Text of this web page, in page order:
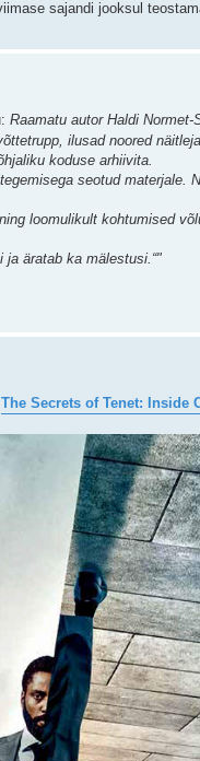
sajandi jooksul
Raamatu autor Haldi
ilusad noored
koduse arhiivita.
seotud materjale.
loomulikult kohtumised
ja äratab ka mälestusi.“"
The Secrets of Tenet: Inside